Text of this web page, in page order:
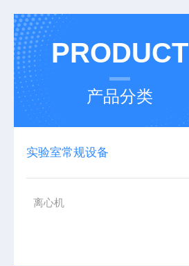
PRODUCT
产品分类
实验室常规设备
离心机